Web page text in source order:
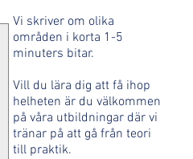
Vi skriver om olika
områden i korta 1-5
minuters bitar.
Vill du lära dig att få ihop
helheten är du välkommen
på våra utbildningar där vi
tränar på att gå från teori
till praktik.